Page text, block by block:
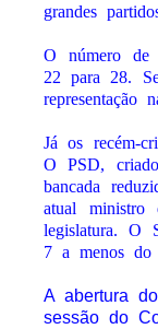
grandes
O número de
22 para 28.
representação
Já os recém-
O PSD,
bancada
atual ministro
legislatura. O
7 a menos do
A abertura
sessão do